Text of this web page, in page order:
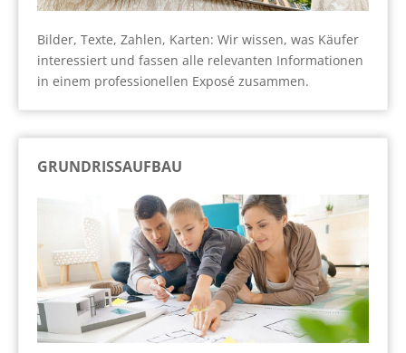
Bilder, Texte, Zahlen, Karten: Wir wissen, was Käufer
interessiert und fassen alle relevanten Informationen
in einem professionellen Exposé zusammen.
GRUNDRISSAUFBAU